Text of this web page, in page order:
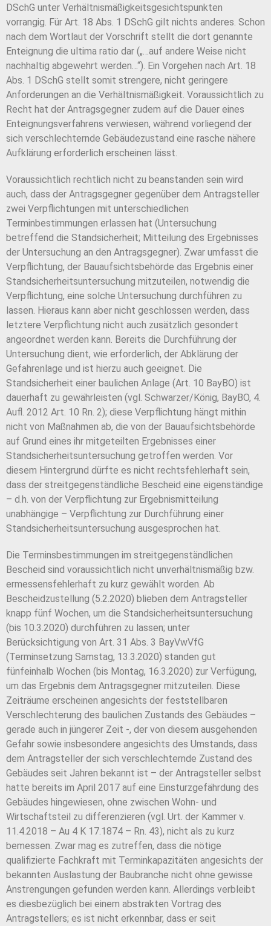
DSchG unter Verhältnismäßigkeitsgesichtspunkten
vorrangig. Für Art. 18 Abs. 1 DSchG gilt nichts anderes. Schon
nach dem Wortlaut der Vorschrift stellt die dort genannte
Enteignung die ultima ratio dar („…auf andere Weise nicht
nachhaltig abgewehrt werden…“). Ein Vorgehen nach Art. 18
Abs. 1 DSchG stellt somit strengere, nicht geringere
Anforderungen an die Verhältnismäßigkeit. Voraussichtlich zu
Recht hat der Antragsgegner zudem auf die Dauer eines
Enteignungsverfahrens verwiesen, während vorliegend der
sich verschlechternde Gebäudezustand eine rasche nähere
Aufklärung erforderlich erscheinen lässt.
Voraussichtlich rechtlich nicht zu beanstanden sein wird
auch, dass der Antragsgegner gegenüber dem Antragsteller
zwei Verpflichtungen mit unterschiedlichen
Terminbestimmungen erlassen hat (Untersuchung
betreffend die Standsicherheit; Mitteilung des Ergebnisses
der Untersuchung an den Antragsgegner). Zwar umfasst die
Verpflichtung, der Bauaufsichtsbehörde das Ergebnis einer
Standsicherheitsuntersuchung mitzuteilen, notwendig die
Verpflichtung, eine solche Untersuchung durchführen zu
lassen. Hieraus kann aber nicht geschlossen werden, dass
letztere Verpflichtung nicht auch zusätzlich gesondert
angeordnet werden kann. Bereits die Durchführung der
Untersuchung dient, wie erforderlich, der Abklärung der
Gefahrenlage und ist hierzu auch geeignet. Die
Standsicherheit einer baulichen Anlage (Art. 10 BayBO) ist
dauerhaft zu gewährleisten (vgl. Schwarzer/König, BayBO, 4.
Aufl. 2012 Art. 10 Rn. 2); diese Verpflichtung hängt mithin
nicht von Maßnahmen ab, die von der Bauaufsichtsbehörde
auf Grund eines ihr mitgeteilten Ergebnisses einer
Standsicherheitsuntersuchung getroffen werden. Vor
diesem Hintergrund dürfte es nicht rechtsfehlerhaft sein,
dass der streitgegenständliche Bescheid eine eigenständige
– d.h. von der Verpflichtung zur Ergebnismitteilung
unabhängige – Verpflichtung zur Durchführung einer
Standsicherheitsuntersuchung ausgesprochen hat.
Die Terminsbestimmungen im streitgegenständlichen
Bescheid sind voraussichtlich nicht unverhältnismäßig bzw.
ermessensfehlerhaft zu kurz gewählt worden. Ab
Bescheidzustellung (5.2.2020) blieben dem Antragsteller
knapp fünf Wochen, um die Standsicherheitsuntersuchung
(bis 10.3.2020) durchführen zu lassen; unter
Berücksichtigung von Art. 31 Abs. 3 BayVwVfG
(Terminsetzung Samstag, 13.3.2020) standen gut
fünfeinhalb Wochen (bis Montag, 16.3.2020) zur Verfügung,
um das Ergebnis dem Antragsgegner mitzuteilen. Diese
Zeiträume erscheinen angesichts der feststellbaren
Verschlechterung des baulichen Zustands des Gebäudes –
gerade auch in jüngerer Zeit -, der von diesem ausgehenden
Gefahr sowie insbesondere angesichts des Umstands, dass
dem Antragsteller der sich verschlechternde Zustand des
Gebäudes seit Jahren bekannt ist – der Antragsteller selbst
hatte bereits im April 2017 auf eine Einsturzgefährdung des
Gebäudes hingewiesen, ohne zwischen Wohn- und
Wirtschaftsteil zu differenzieren (vgl. Urt. der Kammer v.
11.4.2018 – Au 4 K 17.1874 – Rn. 43), nicht als zu kurz
bemessen. Zwar mag es zutreffen, dass die nötige
qualifizierte Fachkraft mit Terminkapazitäten angesichts der
bekannten Auslastung der Baubranche nicht ohne gewisse
Anstrengungen gefunden werden kann. Allerdings verbleibt
es diesbezüglich bei einem abstrakten Vortrag des
Antragstellers; es ist nicht erkennbar, dass er seit